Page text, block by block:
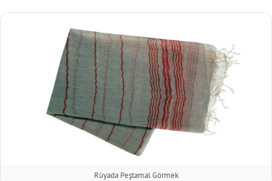
Rüyada Peştamal Görmek